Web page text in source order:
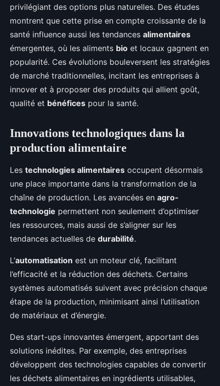
privilégiant des options plus naturelles. Des études
montrent que cette prise en compte croissante de la
santé influence aussi les tendances alimentaires
émergentes, où les aliments bio et locaux gagnent en
popularité. Ces évolutions bouleversent les stratégies
de marché traditionnelles, incitant les entreprises à
innover et à proposer des produits qui allient goût,
qualité et bénéfices pour la santé.
Innovations technologiques dans la
production alimentaire
Les technologies alimentaires occupent désormais
une place importante dans la transformation de la
chaîne de production. Les avancées en agro-
technologie permettent non seulement d’optimiser
les ressources, mais aussi de s’aligner sur les
tendances actuelles de durabilité.
L’automatisation est un moteur clé, facilitant
l’efficacité et la réduction des déchets. Certains
systèmes automatisés suivent avec précision chaque
étape de la production, minimisant ainsi l’utilisation
de matériaux et d’énergie.
Des start-ups innovantes émergent, apportant des
solutions inédites. Par exemple, des entreprises
développent des technologies capables de convertir
les déchets alimentaires en ingrédients utilisables,